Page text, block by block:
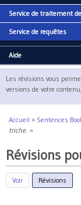
Service de traitement
Service de requêtes
Aide
Les révisions vous
versions de votre
Vous êtes ici
Accueil » Sentences
triche. »
Révisions
Voir Révisions